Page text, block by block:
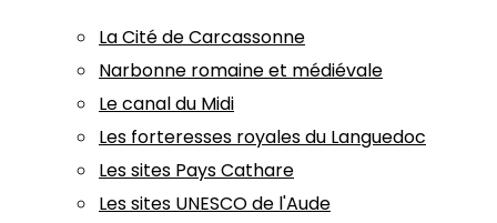
La Cité de Carcassonne
Narbonne romaine et médiévale
Le canal du Midi
Les forteresses royales du Languedoc
Les sites Pays Cathare
Les sites UNESCO de l'Aude